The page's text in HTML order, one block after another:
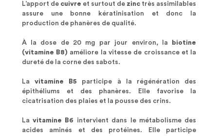
L’apport de cuivre et surtout de zinc très assimilables
assure une bonne kératinisation et donc la
production de phanères de qualité.
À la dose de 20 mg par jour environ, la
biotine
(vitamine B8) améliore la vitesse de croissance et la
dureté de la corne des sabots.
La vitamine B5 participe à la régénération des
épithéliums et des phanères. Elle favorise la
cicatrisation des plaies et la pousse des crins.
Lavitamine B6
intervient dans le métabolisme des
acides aminés et des protéines. Elle participe